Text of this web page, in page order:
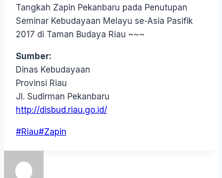
Tangkah Zapin Pekanbaru pada Penutupan
Seminar Kebudayaan Melayu se-Asia Pasifik
2017 di Taman Budaya Riau ~~~
Sumber:
Dinas Kebudayaan
Provinsi Riau
Jl. Sudirman Pekanbaru
http://disbud.riau.go.id/
Post
#Riau#Zapin